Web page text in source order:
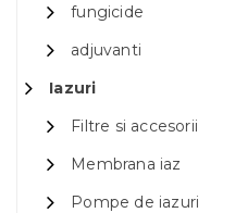
fungicide
adjuvanti
Iazuri
Filtre si accesorii
Membrana iaz
Pompe de iazuri